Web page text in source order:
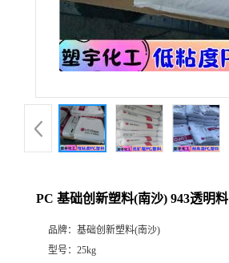
PC 基础创新塑料(南沙) 943透明料
品牌： 基础创新塑料(南沙)
型号： 25kg